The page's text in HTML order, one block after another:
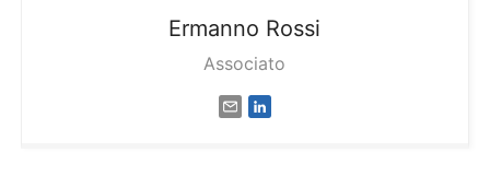
Ermanno Rossi
Associato